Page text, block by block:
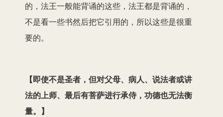
的，法王一般能背诵的这些，法王都是背诵的，
不是看一些书然后把它引用的，所以这些是很重
要的。
【即使不是圣者，但对父母、病人、说法者或讲
法的上师、最后有菩萨进行承侍，功德也无法衡
量。 】